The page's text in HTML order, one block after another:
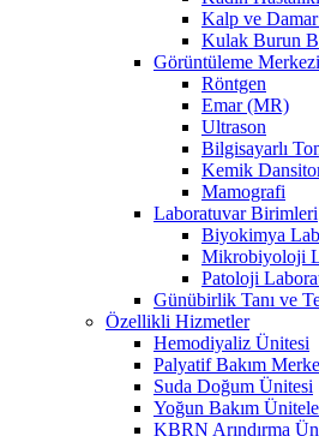
Kalp ve
Kulak Burun
Görüntüleme Merkezi
Röntgen
Emar (MR)
Ultrason
Bilgisayarlı
Kemik
Mamografi
Laboratuvar Birimleri
Biyokimya
Mikrobiyoloji
Patoloji
Günübirlik Tanı ve
Özellikli Hizmetler
Hemodiyaliz Ünitesi
Palyatif Bakım
Suda Doğum Ünitesi
Yoğun Bakım
KBRN Arındırma